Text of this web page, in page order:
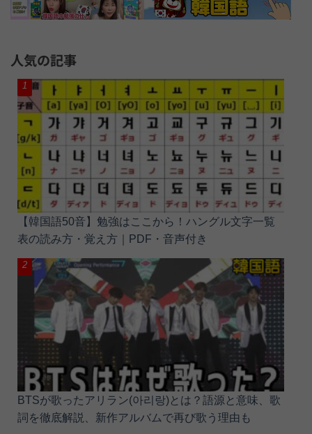
人気の記事
【韓国語50音】勉強はここから！ハングル文字一覧
表の読み方・覚え方｜PDF・音声付き
BTSが歌ったアリラン(아리랑)とは？語源と意味、歌
詞を徹底解説、新作アルバムで再び歌う理由も